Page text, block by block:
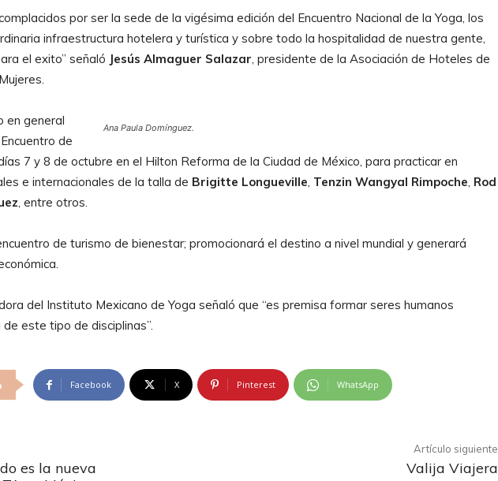
por ser la sede de la vigésima edición del Encuentro Nacional de la Yoga, los
infraestructura hotelera y turística y sobre todo la hospitalidad de nuestra gente,
el exito” señaló Jesús Almaguer Salazar, presidente de la Asociación de Hoteles de
Ana Paula Domínguez.
en general
de
7 y 8 de octubre en el Hilton Reforma de la Ciudad de México, para practicar en
e internacionales de la talla de Brigitte Longueville, Tenzin Wangyal Rimpoche, Rod
, entre otros.
de turismo de bienestar; promocionará el destino a nivel mundial y generará
del Instituto Mexicano de Yoga señaló que “es premisa formar seres humanos
este tipo de disciplinas”.
Facebook X Pinterest WhatsApp
es la nueva
Artículo siguiente
Valija Viajera